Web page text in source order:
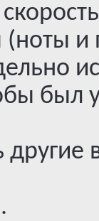
и
был
другие